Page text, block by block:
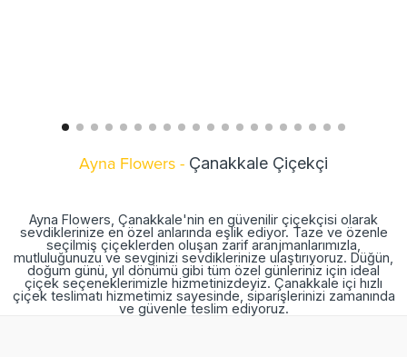
Ayna Flowers - Çanakkale Çiçekçi
Ayna Flowers, Çanakkale'nin en güvenilir çiçekçisi olarak
sevdiklerinize en özel anlarında eşlik ediyor. Taze ve özenle
seçilmiş çiçeklerden oluşan zarif aranjmanlarımızla,
mutluluğunuzu ve sevginizi sevdiklerinize ulaştırıyoruz. Düğün,
doğum günü, yıl dönümü gibi tüm özel günleriniz için ideal
çiçek seçeneklerimizle hizmetinizdeyiz. Çanakkale içi hızlı
çiçek teslimatı hizmetimiz sayesinde, siparişlerinizi zamanında
ve güvenle teslim ediyoruz.